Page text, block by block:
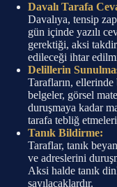
Davalı Tarafa
Davalıya, tensip
gün içinde yazılı
gerektiği, aksi
edileceği ihtar
Delillerin
Tarafların,
belgeler, görsel
duruşmaya kadar
tarafa tebliğ
Tanık Bildirme:
Taraflar, tanık
ve adreslerini
Aksi halde tanık
sayılacaklardır.